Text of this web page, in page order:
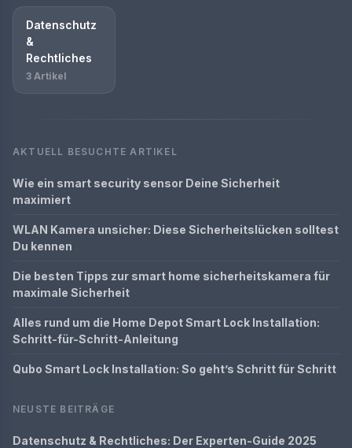
Datenschutz
&
Rechtliches
3 Artikel
AKTUELL BESUCHTE ARTIKEL
Wie ein smart security sensor Deine Sicherheit
maximiert
WLAN Kamera unsicher: Diese Sicherheitslücken solltest
Du kennen
Die besten Tipps zur smart home sicherheitskamera für
maximale Sicherheit
Alles rund um die Home Depot Smart Lock Installation:
Schritt-für-Schritt-Anleitung
Qubo Smart Lock Installation: So geht’s Schritt für Schritt
NEUSTE BEITRÄGE
Datenschutz & Rechtliches: Der Experten-Guide 2025